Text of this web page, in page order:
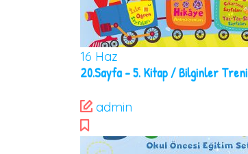
16 Haz
20.Sayfa – 5. Kitap / Bilginler Treni
admin